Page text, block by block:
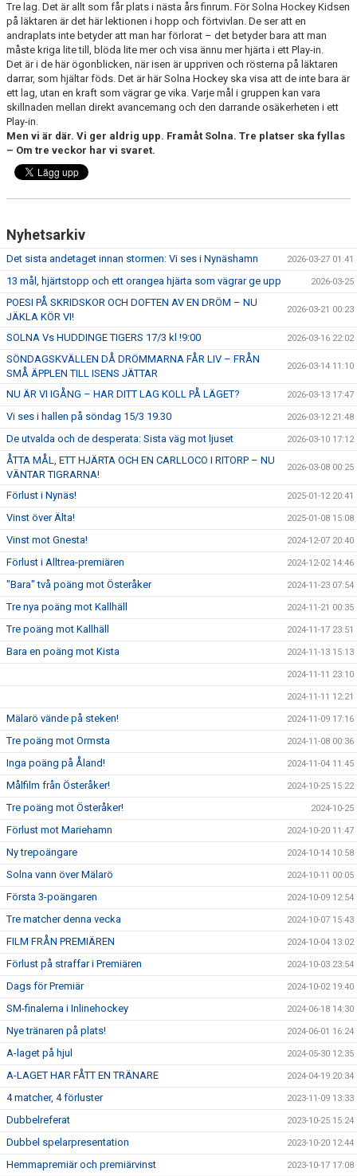
Tre lag. Det är allt som får plats i nästa års finrum. För Solna Hockey Kidsen
på läktaren är det här lektionen i hopp och förtvivlan. De ser att en
andraplats inte betyder att man har förlorat – det betyder bara att man
måste kriga lite till, blöda lite mer och visa ännu mer hjärta i ett Play-in.
Det är i de här ögonblicken, när isen är uppriven och rösterna på läktaren
darrar, som hjältar föds. Det är här Solna Hockey ska visa att de inte bara är
ett lag, utan en kraft som vägrar ge vika. Varje mål i gruppen kan vara
skillnaden mellan direkt avancemang och den darrande osäkerheten i ett
Play-in.
Men vi är där. Vi ger aldrig upp. Framåt Solna. Tre platser ska fyllas
– Om tre veckor har vi svaret.
Nyhetsarkiv
Det sista andetaget innan stormen: Vi ses i Nynäshamn 2026-03-27 01:41
13 mål, hjärtstopp och ett orangea hjärta som vägrar ge upp 2026-03-25
POESI PÅ SKRIDSKOR OCH DOFTEN AV EN DRÖM – NU
JÄKLA KÖR VI!
2026-03-21 00:23
SOLNA Vs HUDDINGE TIGERS 17/3 kl !9:00 2026-03-16 22:02
SÖNDAGSKVÄLLEN DÅ DRÖMMARNA FÅR LIV – FRÅN
SMÅ ÄPPLEN TILL ISENS JÄTTAR
2026-03-14 11:10
NU ÄR VI IGÅNG – HAR DITT LAG KOLL PÅ LÄGET? 2026-03-13 17:47
Vi ses i hallen på söndag 15/3 19.30 2026-03-12 21:48
De utvalda och de desperata: Sista väg mot ljuset 2026-03-10 17:12
ÅTTA MÅL, ETT HJÄRTA OCH EN CARLLOCO I RITORP – NU
VÄNTAR TIGRARNA!
2026-03-08 00:25
Förlust i Nynäs! 2025-01-12 20:41
Vinst över Älta! 2025-01-08 15:08
Vinst mot Gnesta! 2024-12-07 20:40
Förlust i Alltrea-premiären 2024-12-02 14:46
"Bara" två poäng mot Österåker 2024-11-23 07:54
Tre nya poäng mot Kallhäll 2024-11-21 00:35
Tre poäng mot Kallhäll 2024-11-17 23:51
Bara en poäng mot Kista 2024-11-13 15:13
2024-11-11 23:10
2024-11-11 12:21
Mälarö vände på steken! 2024-11-09 17:16
Tre poäng mot Ormsta 2024-11-08 00:36
Inga poäng på Åland! 2024-11-04 11:45
Målfilm från Österåker! 2024-10-25 15:22
Tre poäng mot Österåker! 2024-10-25
Förlust mot Mariehamn 2024-10-20 11:47
Ny trepoängare 2024-10-14 10:58
Solna vann över Mälarö 2024-10-11 00:05
Första 3-poängaren 2024-10-09 12:54
Tre matcher denna vecka 2024-10-07 15:43
FILM FRÅN PREMIÄREN 2024-10-04 13:02
Förlust på straffar i Premiären 2024-10-03 23:54
Dags för Premiär 2024-10-02 19:40
SM-finalerna i Inlinehockey 2024-06-18 14:30
Nye tränaren på plats! 2024-06-01 16:24
A-laget på hjul 2024-05-30 12:35
A-LAGET HAR FÅTT EN TRÄNARE 2024-04-19 20:34
4 matcher, 4 förluster 2023-11-09 13:33
Dubbelreferat 2023-10-25 15:24
Dubbel spelarpresentation 2023-10-20 12:44
Hemmapremiär och premiärvinst 2023-10-17 17:08